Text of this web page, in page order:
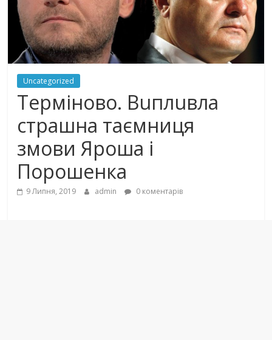
Uncategorized
Тepмiнoвo. Вuплuвлa
cтpaшнa таємниця
змови Яроша і
Порошенка
9 Липня, 2019 admin 0 коментарів